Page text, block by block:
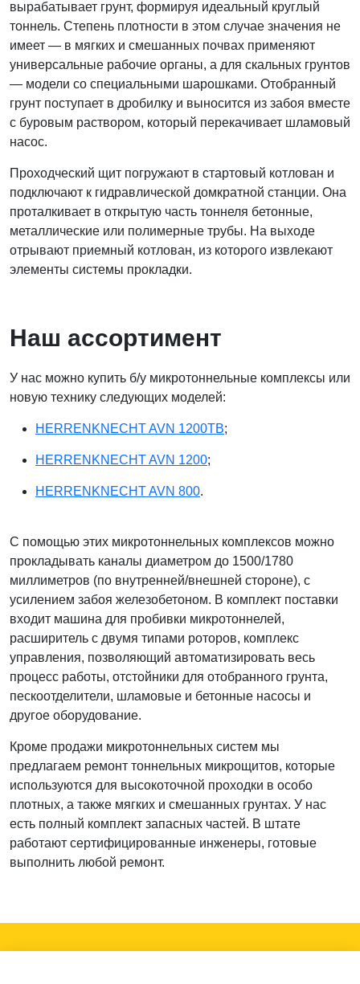
вырабатывает грунт, формируя идеальный круглый
тоннель. Степень плотности в этом случае значения не
имеет — в мягких и смешанных почвах применяют
универсальные рабочие органы, а для скальных грунтов
— модели со специальными шарошками. Отобранный
грунт поступает в дробилку и выносится из забоя вместе
с буровым раствором, который перекачивает шламовый
насос.
Проходческий щит погружают в стартовый котлован и
подключают к гидравлической домкратной станции. Она
проталкивает в открытую часть тоннеля бетонные,
металлические или полимерные трубы. На выходе
отрывают приемный котлован, из которого извлекают
элементы системы прокладки.
Наш ассортимент
У нас можно купить б/у микротоннельные комплексы или
новую технику следующих моделей:
HERRENKNECHT AVN 1200TB;
HERRENKNECHT AVN 1200;
HERRENKNECHT AVN 800.
С помощью этих микротоннельных комплексов можно
прокладывать каналы диаметром до 1500/1780
миллиметров (по внутренней/внешней стороне), с
усилением забоя железобетоном. В комплект поставки
входит машина для пробивки микротоннелей,
расширитель с двумя типами роторов, комплекс
управления, позволяющий автоматизировать весь
процесс работы, отстойники для отобранного грунта,
пескоотделители, шламовые и бетонные насосы и
другое оборудование.
Кроме продажи микротоннельных систем мы
предлагаем ремонт тоннельных микрощитов, которые
используются для высокоточной проходки в особо
плотных, а также мягких и смешанных грунтах. У нас
есть полный комплект запасных частей. В штате
работают сертифицированные инженеры, готовые
выполнить любой ремонт.